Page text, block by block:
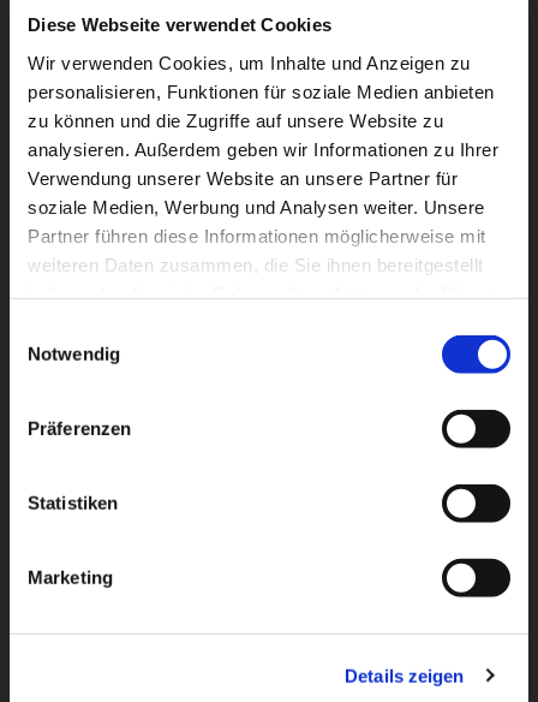
Diese Webseite verwendet Cookies
Wir verwenden Cookies, um Inhalte und Anzeigen zu
personalisieren, Funktionen für soziale Medien anbieten
zu können und die Zugriffe auf unsere Website zu
analysieren. Außerdem geben wir Informationen zu Ihrer
Verwendung unserer Website an unsere Partner für
soziale Medien, Werbung und Analysen weiter. Unsere
Partner führen diese Informationen möglicherweise mit
weiteren Daten zusammen, die Sie ihnen bereitgestellt
Notwendig
Präferenzen
Statistiken
Marketing
Details zeigen
Dies könnte Sie auch
interessieren